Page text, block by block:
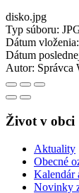
disko.jpg
Typ súboru:
Dátum vloženia:
Dátum
Autor: Správca
Život v obci
Aktuality
Obecné
Kalendár
Novinky